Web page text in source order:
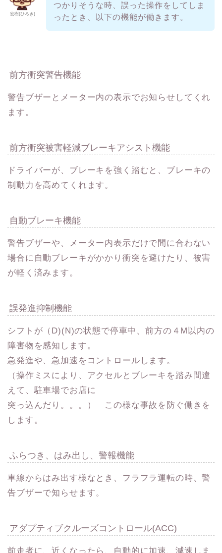
宏樹(ひろき)
つかりそうな時、誤った操作をしてしま
ったとき、以下の機能が働きます。
前方衝突警告機能
警告ブザーとメーター内の表示でお知らせしてくれ
ます。
前方衝突被害軽減ブレーキアシスト機能
ドライバーが、ブレーキを強く踏むと、ブレーキの
制動力を高めてくれます。
自動ブレーキ機能
警告ブザーや、メーター内表示だけで間に合わない
場合に自動ブレーキがかかり衝突を避けたり、被害
が軽く済みます。
誤発進抑制機能
シフトが（D)(N)の状態で停車中、前方の４M以内の
障害物を感知します。
急発進や、急加速をコントロールします。
（操作ミスにより、アクセルとブレーキを踏み間違
えて、駐車場でお店に
突っ込んだり。。。） この様な事故を防ぐ働きを
します。
ふらつき、はみ出し、警報機能
車線からはみ出す様なとき、フラフラ運転の時、警
告ブザーで知らせます。
アダプティブクルーズコントロール(ACC)
前走者に、近くなったら、自動的に加速、減速しま